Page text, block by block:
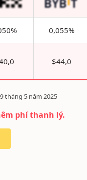
0,055%
$44,0
tháng 5 năm 2025
phí thanh lý.